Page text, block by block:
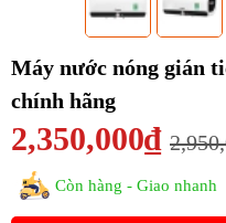
Máy nước nóng gián
chính hãng
2,350,000₫
Còn hàng - Giao nhanh